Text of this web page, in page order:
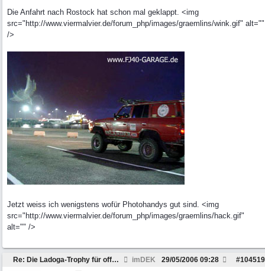
Die Anfahrt nach Rostock hat schon mal geklappt. <img
src="http://www.viermalvier.de/forum_php/images/graemlins/wink.gif" alt=""
/>
Jetzt weiss ich wenigstens wofür Photohandys gut sind. <img
src="http://www.viermalvier.de/forum_php/images/graemlins/hack.gif"
alt="" />
Re: Die Ladoga-Trophy für offroadferrückte?? imDEK #104519
29/05/2006 09:28